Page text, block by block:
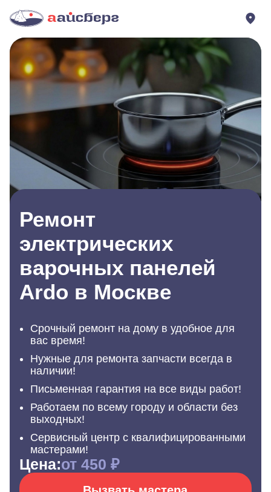
Ремонт
электрических
варочных панелей
Ardo в Москве
Срочный ремонт на дому в удобное для
вас время!
Нужные для ремонта запчасти всегда в
наличии!
Письменная гарантия на все виды работ!
Работаем по всему городу и области без
выходных!
Сервисный центр с квалифицированными
мастерами!
Цена:от 450 ₽